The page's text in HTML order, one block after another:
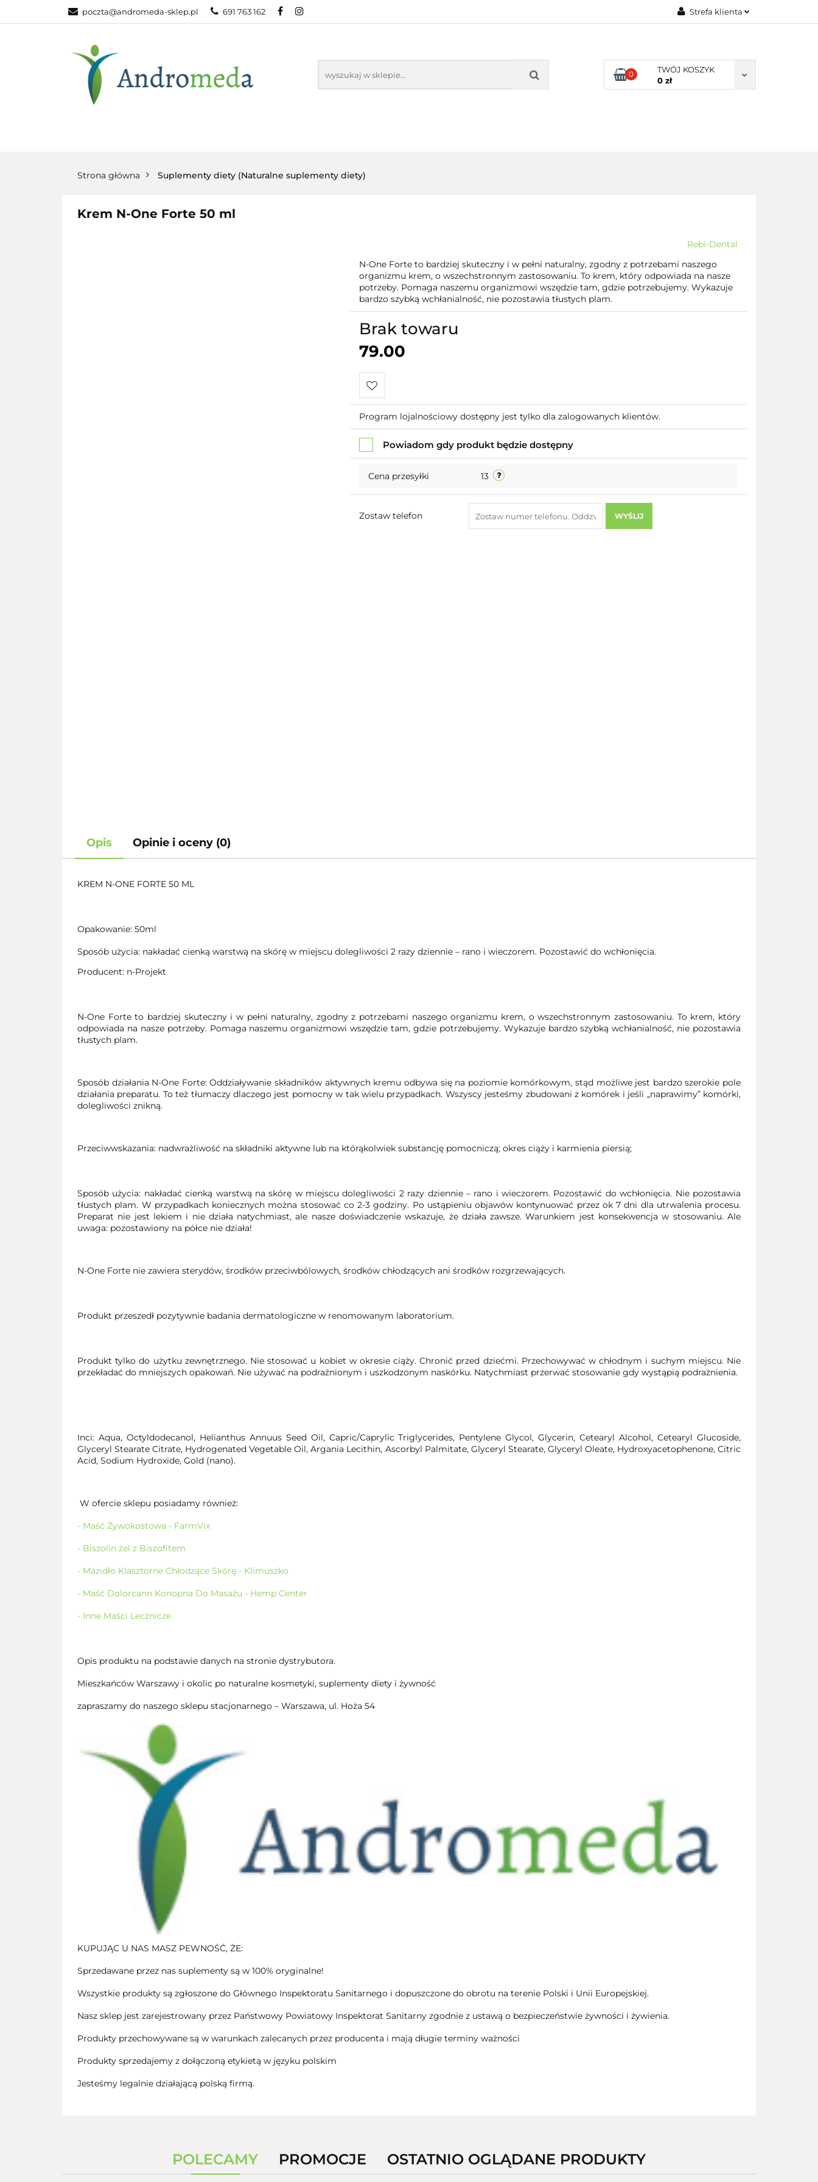
poczta@andromeda-sklep.pl 691 763 162 Strefa klienta
Zarejestruj się
Dodaj zgłoszenie
Zgody cookies
0
TWÓJ KOSZYK
0 zł
WITAMINY NATURALNE
DLA DOMU ZDROWA ŻYWNOŚĆ, DIETA
Strona główna Suplementy diety (Naturalne suplementy diety)
Krem N-One Forte 50 ml
Rebi-Dental
N-One Forte to bardziej skuteczny i w pełni naturalny, zgodny z potrzebami naszego
organizmu krem, o wszechstronnym zastosowaniu. To krem, który odpowiada na nasze
potrzeby. Pomaga naszemu organizmowi wszędzie tam, gdzie potrzebujemy. Wykazuje
bardzo szybką wchłanialność, nie pozostawia tłustych plam.
Brak towaru
79.00
Do
przechowalni
Program lojalnościowy dostępny jest tylko dla zalogowanych klientów.
Powiadom gdy produkt będzie dostępny
Cena przesyłki 13
Zostaw telefon WYŚLIJ
Opis Opinie i oceny (0)
KREM N-ONE FORTE 50 ML
Opakowanie: 50ml
Sposób użycia: nakładać cienką warstwą na skórę w miejscu dolegliwości 2 razy dziennie – rano i wieczorem. Pozostawić do wchłonięcia.
Producent: n-Projekt
N-One Forte to bardziej skuteczny i w pełni naturalny, zgodny z potrzebami naszego organizmu krem, o wszechstronnym zastosowaniu. To krem, który
odpowiada na nasze potrzeby. Pomaga naszemu organizmowi wszędzie tam, gdzie potrzebujemy. Wykazuje bardzo szybką wchłanialność, nie pozostawia
tłustych plam.
Sposób działania N-One Forte: Oddziaływanie składników aktywnych kremu odbywa się na poziomie komórkowym, stąd możliwe jest bardzo szerokie pole
działania preparatu. To też tłumaczy dlaczego jest pomocny w tak wielu przypadkach. Wszyscy jesteśmy zbudowani z komórek i jeśli „naprawimy” komórki,
dolegliwości znikną.
Przeciwwskazania: nadwrażliwość na składniki aktywne lub na którąkolwiek substancję pomocniczą; okres ciąży i karmienia piersią;
Sposób użycia: nakładać cienką warstwą na skórę w miejscu dolegliwości 2 razy dziennie – rano i wieczorem. Pozostawić do wchłonięcia. Nie pozostawia
tłustych plam. W przypadkach koniecznych można stosować co 2-3 godziny. Po ustąpieniu objawów kontynuować przez ok 7 dni dla utrwalenia procesu.
Preparat nie jest lekiem i nie działa natychmiast, ale nasze doświadczenie wskazuje, że działa zawsze. Warunkiem jest konsekwencja w stosowaniu. Ale
uwaga: pozostawiony na półce nie działa!
N-One Forte nie zawiera sterydów, środków przeciwbólowych, środków chłodzących ani środków rozgrzewających.
Produkt przeszedł pozytywnie badania dermatologiczne w renomowanym laboratorium.
Produkt tylko do użytku zewnętrznego. Nie stosować u kobiet w okresie ciąży. Chronić przed dziećmi. Przechowywać w chłodnym i suchym miejscu. Nie
przekładać do mniejszych opakowań. Nie używać na podrażnionym i uszkodzonym naskórku. Natychmiast przerwać stosowanie gdy wystąpią podrażnienia.
Inci: Aqua, Octyldodecanol, Helianthus Annuus Seed Oil, Capric/Caprylic Triglycerides, Pentylene Glycol, Glycerin, Cetearyl Alcohol, Cetearyl Glucoside,
Glyceryl Stearate Citrate, Hydrogenated Vegetable Oil, Argania Lecithin, Ascorbyl Palmitate, Glyceryl Stearate, Glyceryl Oleate, Hydroxyacetophenone, Citric
Acid, Sodium Hydroxide, Gold (nano).
W ofercie sklepu posiadamy również:
- Maść Żywokostowa - FarmVix
- Biszolin żel z Biszofitem
- Mazidło Klasztorne Chłodzące Skórę - Klimuszko
- Maść Dolorcann Konopna Do Masażu - Hemp Center
- Inne Maści Lecznicze
Opis produktu na podstawie danych na stronie dystrybutora.
Mieszkańców Warszawy i okolic po naturalne kosmetyki, suplementy diety i żywność
zapraszamy do naszego sklepu stacjonarnego – Warszawa, ul. Hoża 54
KUPUJĄC U NAS MASZ PEWNOŚĆ, ŻE:
Sprzedawane przez nas suplementy są w 100% oryginalne!
Wszystkie produkty są zgłoszone do Głównego Inspektoratu Sanitarnego i dopuszczone do obrotu na terenie Polski i Unii Europejskiej.
Nasz sklep jest zarejestrowany przez Państwowy Powiatowy Inspektorat Sanitarny zgodnie z ustawą o bezpieczeństwie żywności i żywienia.
Produkty przechowywane są w warunkach zalecanych przez producenta i mają długie terminy ważności
Produkty sprzedajemy z dołączoną etykietą w języku polskim
Jesteśmy legalnie działającą polską firmą.
POLECAMY PROMOCJE OSTATNIO OGLĄDANE PRODUKTY